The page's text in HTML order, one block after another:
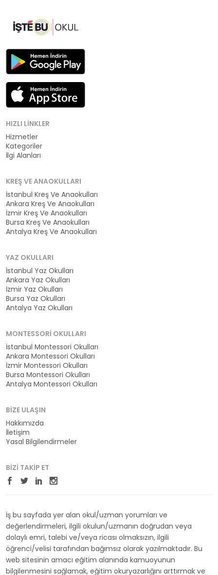
HIZLI LINKLER
Hizmetler
Kategoriler
İlgi Alanları
KREŞ VE ANAOKULLARI
İstanbul Kreş Ve Anaokulları
Ankara Kreş Ve Anaokulları
İzmir Kreş Ve Anaokulları
Bursa Kreş Ve Anaokulları
Antalya Kreş Ve Anaokulları
YAZ OKULLARI
İstanbul Yaz Okulları
Ankara Yaz Okulları
İzmir Yaz Okulları
Bursa Yaz Okulları
Antalya Yaz Okulları
MONTESSORI OKULLARI
İstanbul Montessori Okulları
Ankara Montessori Okulları
İzmir Montessori Okulları
Bursa Montessori Okulları
Antalya Montessori Okulları
BIZE ULAŞIN
Hakkımızda
İletişim
Yasal Bilgilendirmeler
BIZI TAKIP ET
İş bu sayfada yer alan okul/uzman yorumları ve
değerlendirmeleri, ilgili okulun/uzmanın doğrudan veya
dolaylı emri, talebi ve/veya ricası olmaksızın, ilgili
öğrenci/velisi tarafından bağımsız olarak yazılmaktadır. Bu
web sitesinin amacı eğitim alanında kamuoyunun
bilgilenmesini sağlamak, eğitim okuryazarlığını arttırmak ve